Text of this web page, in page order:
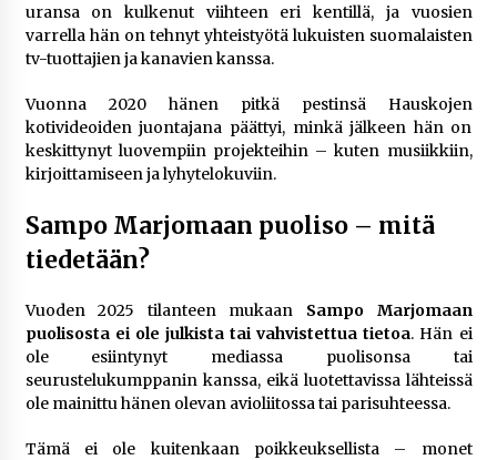
uransa on kulkenut viihteen eri kentillä, ja vuosien
varrella hän on tehnyt yhteistyötä lukuisten suomalaisten
tv-tuottajien ja kanavien kanssa.
Vuonna 2020 hänen pitkä pestinsä Hauskojen
kotivideoiden juontajana päättyi, minkä jälkeen hän on
keskittynyt luovempiin projekteihin – kuten musiikkiin,
kirjoittamiseen ja lyhytelokuviin.
Sampo Marjomaan puoliso – mitä
tiedetään?
Vuoden 2025 tilanteen mukaan Sampo Marjomaan
puolisosta ei ole julkista tai vahvistettua tietoa. Hän ei
ole esiintynyt mediassa puolisonsa tai
seurustelukumppanin kanssa, eikä luotettavissa lähteissä
ole mainittu hänen olevan avioliitossa tai parisuhteessa.
Tämä ei ole kuitenkaan poikkeuksellista – monet